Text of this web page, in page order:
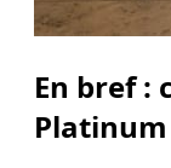
En bref :
Platinum